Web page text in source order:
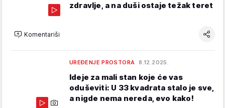
zdravlje, a na duši ostaje težak teret
Komentariši
UREĐENJE PROSTORA 8.12.2025.
Ideje za mali stan koje će vas
oduševiti: U 33 kvadrata stalo je sve,
a nigde nema nereda, evo kako!